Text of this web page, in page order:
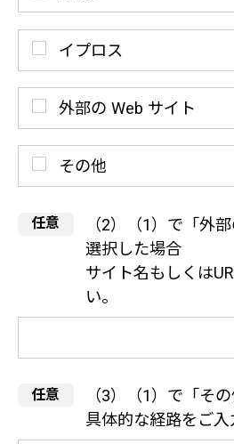
イプロス
外部の Web サイト
その他
（2）（1）で「外
選択した場合
サイト名もしくは
い。
（3）（1）で「そ
具体的な経路をご入